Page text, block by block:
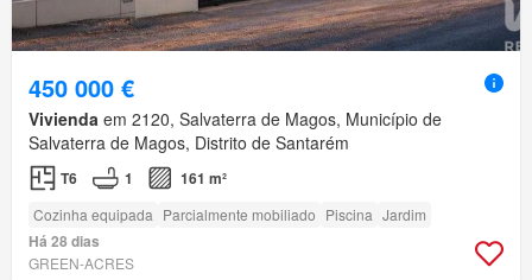
450 000 €
Vivienda em 2120, Salvaterra de Magos, Município de
Salvaterra de Magos, Distrito de Santarém
T6 1 161 m²
Cozinha equipada Parcialmente mobiliado Piscina Jardim
Há 28 dias
GREEN-ACRES